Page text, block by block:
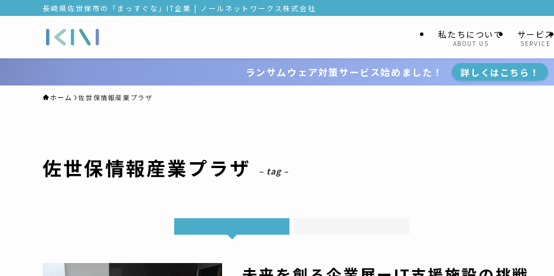
長崎県佐世保市の「まっすぐな」IT企業 | ノールネットワークス株式会社
私たちについて
ABOUT US
サービス
SERVICE
ランサムウェア対策サービス始めました！ 詳しくはこちら！
ホーム 佐世保情報産業プラザ
佐世保情報産業プラザ – tag –